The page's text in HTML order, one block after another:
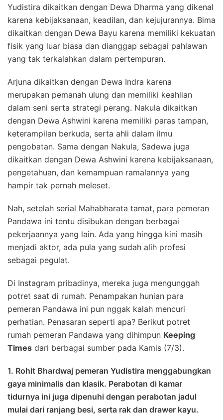
Yudistira dikaitkan dengan Dewa Dharma yang dikenal
karena kebijaksanaan, keadilan, dan kejujurannya. Bima
dikaitkan dengan Dewa Bayu karena memiliki kekuatan
fisik yang luar biasa dan dianggap sebagai pahlawan
yang tak terkalahkan dalam pertempuran.
Arjuna dikaitkan dengan Dewa Indra karena
merupakan pemanah ulung dan memiliki keahlian
dalam seni serta strategi perang. Nakula dikaitkan
dengan Dewa Ashwini karena memiliki paras tampan,
keterampilan berkuda, serta ahli dalam ilmu
pengobatan. Sama dengan Nakula, Sadewa juga
dikaitkan dengan Dewa Ashwini karena kebijaksanaan,
pengetahuan, dan kemampuan ramalannya yang
hampir tak pernah meleset.
Nah, setelah serial Mahabharata tamat, para pemeran
Pandawa ini tentu disibukan dengan berbagai
pekerjaannya yang lain. Ada yang hingga kini masih
menjadi aktor, ada pula yang sudah alih profesi
sebagai pegulat.
Di Instagram pribadinya, mereka juga mengunggah
potret saat di rumah. Penampakan hunian para
pemeran Pandawa ini pun nggak kalah mencuri
perhatian. Penasaran seperti apa? Berikut potret
rumah pemeran Pandawa yang dihimpun Keeping
Times dari berbagai sumber pada Kamis (7/3).
1. Rohit Bhardwaj pemeran Yudistira menggabungkan
gaya minimalis dan klasik. Perabotan di kamar
tidurnya ini juga dipenuhi dengan perabotan jadul
mulai dari ranjang besi, serta rak dan drawer kayu.